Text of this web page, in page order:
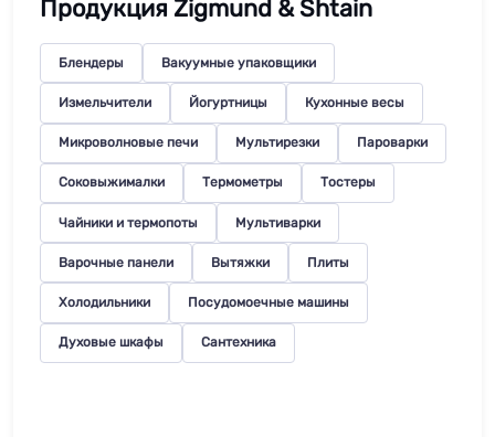
Продукция Zigmund & Shtain
Блендеры Вакуумные упаковщики
Измельчители Йогуртницы Кухонные весы
Микроволновые печи Мультирезки Пароварки
Соковыжималки Термометры Тостеры
Чайники и термопоты Мультиварки
Варочные панели Вытяжки Плиты
Холодильники Посудомоечные машины
Духовые шкафы Сантехника